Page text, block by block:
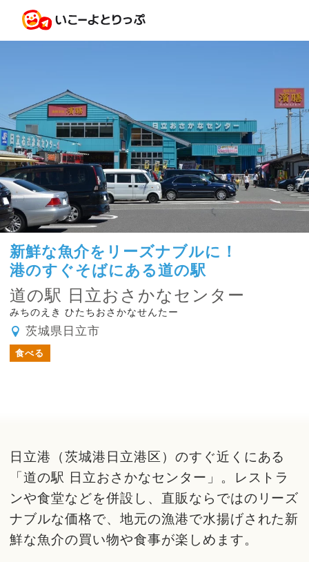
新鮮な魚介をリーズナブルに！
港のすぐそばにある道の駅
道の駅 日立おさかなセンター
みちのえき ひたちおさかなせんたー
茨城県日立市
食べる
日立港（茨城港日立港区）のすぐ近くにある
「道の駅 日立おさかなセンター」。レストラ
ンや食堂などを併設し、直販ならではのリーズ
ナブルな価格で、地元の漁港で水揚げされた新
鮮な魚介の買い物や食事が楽しめます。